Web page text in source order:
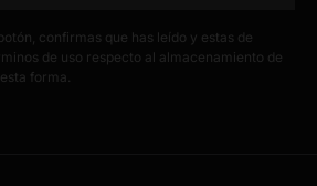
confirmas que has leído y estas de
de uso respecto al almacenamiento de
forma.